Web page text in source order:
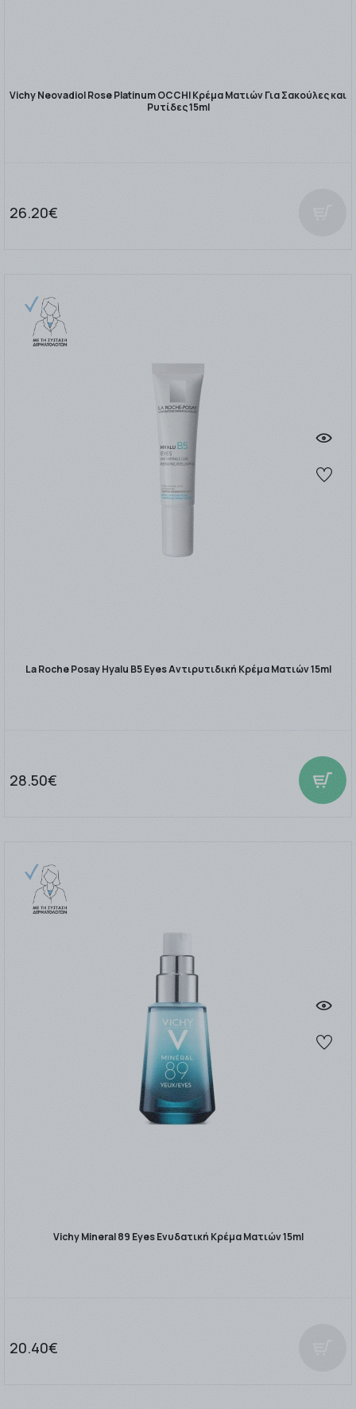
Vichy Neovadiol Rose Platinum OCCHI Κρέμα Ματιών Για Σακούλες και
Ρυτίδες 15ml
26.20€
La Roche Posay Hyalu B5 Eyes Αντιρυτιδική Κρέμα Ματιών 15ml
28.50€
Vichy Mineral 89 Eyes Ενυδατική Κρέμα Ματιών 15ml
20.40€